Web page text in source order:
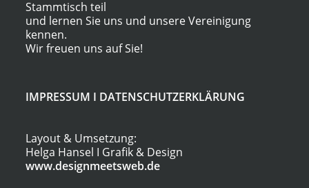
Stammtisch teil
und lernen Sie uns und unsere Vereinigung
kennen.
Wir freuen uns auf Sie!
IMPRESSUM I DATENSCHUTZERKLÄRUNG
Layout & Umsetzung:
Helga Hansel I Grafik & Design
www.designmeetsweb.de